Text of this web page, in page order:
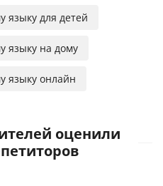
языку для детей
языку на дому
языку онлайн
оценили